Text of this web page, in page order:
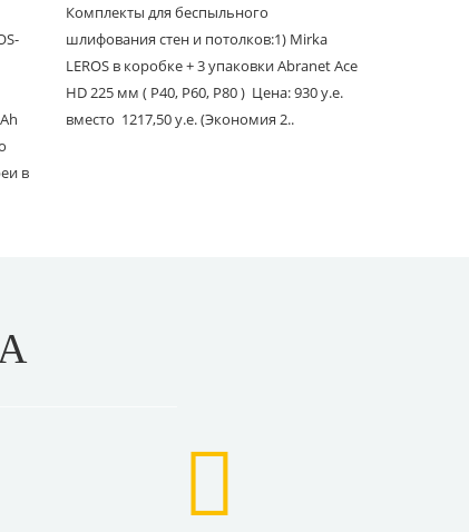
в
Комплекты для беспыльного
шлифования стен и потолков:1) Mirka
LEROS в коробке + 3 упаковки Abranet Ace
HD 225 мм ( P40, P60, P80 ) Цена: 930 у.е.
вместо 1217,50 у.е. (Экономия 2..